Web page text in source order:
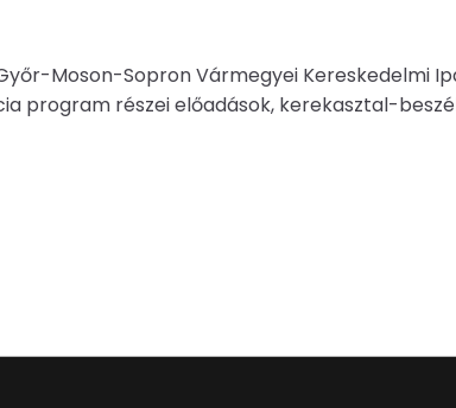
Moson-Sopron Vármegyei Kereskedelmi
program részei előadások, kerekasztal-